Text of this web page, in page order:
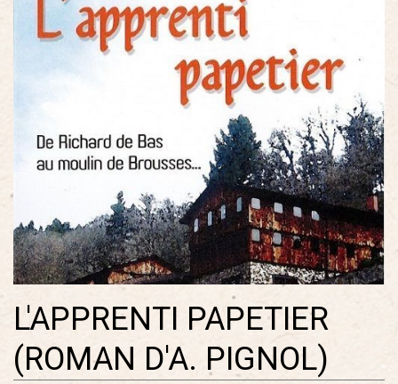
L'APPRENTI PAPETIER
(ROMAN D'A. PIGNOL)